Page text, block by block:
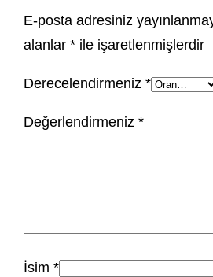
E-posta adresiniz
alanlar* ile işaretlenmişlerdir
Derecelendirmeniz*
Değerlendirmeniz*
İsim*